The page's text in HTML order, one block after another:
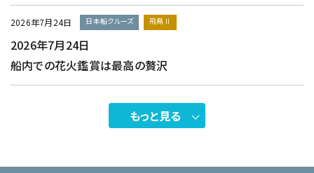
2026年7月24日 日本船クルーズ 飛鳥Ⅱ
2026年7月24日
船内での花火鑑賞は最高の贅沢
もっと見る